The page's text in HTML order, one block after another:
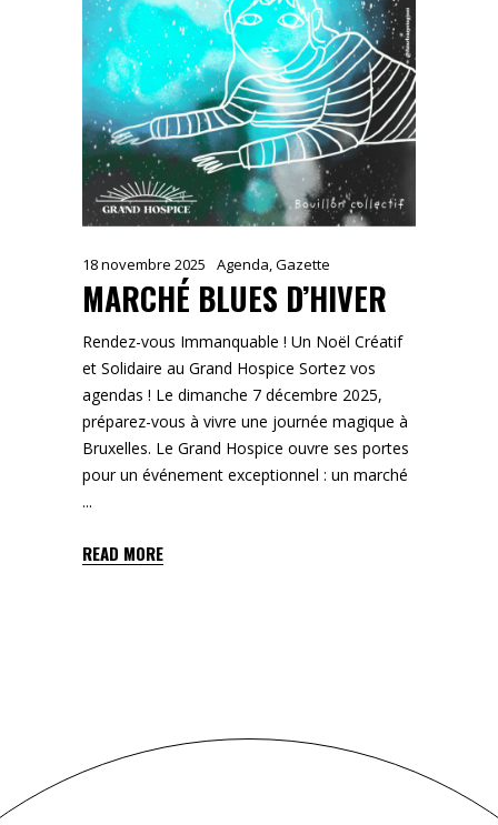
18 novembre 2025 Agenda,Gazette
MARCHÉ BLUES D’HIVER
Rendez-vous Immanquable ! Un Noël Créatif
et Solidaire au Grand Hospice Sortez vos
agendas ! Le dimanche 7 décembre 2025,
préparez-vous à vivre une journée magique à
Bruxelles. Le Grand Hospice ouvre ses portes
pour un événement exceptionnel : un marché
READ MORE